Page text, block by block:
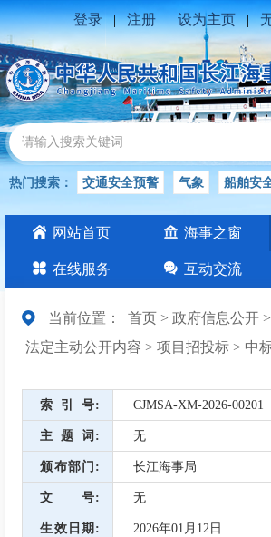
登录 | 注册 设为主页 |
热门搜索： 交通安全预警 气象 船舶安
水位公告 安全 交通 交通安全知识
网站首页 海事之窗
在线服务 互动交流
当前位置： 首页 > 政府信息公开 >
法定主动公开内容 > 项目招投标 > 中
索引号 CJMSA-XM-2026-00201
主题词 无
颁布部门 长江海事局
文号 无
生效日期 2026年01月12日